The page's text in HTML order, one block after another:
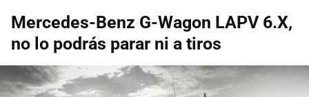
Mercedes-Benz G-Wagon LAPV 6.X,
no lo podrás parar ni a tiros